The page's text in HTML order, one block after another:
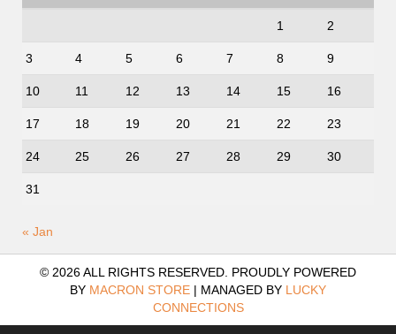
1 2
3 4 5 6 7 8 9
10 11 12 13 14 15 16
17 18 19 20 21 22 23
24 25 26 27 28 29 30
31
« Jan
© 2026 ALL RIGHTS RESERVED. PROUDLY POWERED
BY MACRON STORE | MANAGED BY LUCKY
CONNECTIONS